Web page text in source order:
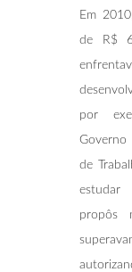
Em
de R$
por
Governo
de
estudar
propôs